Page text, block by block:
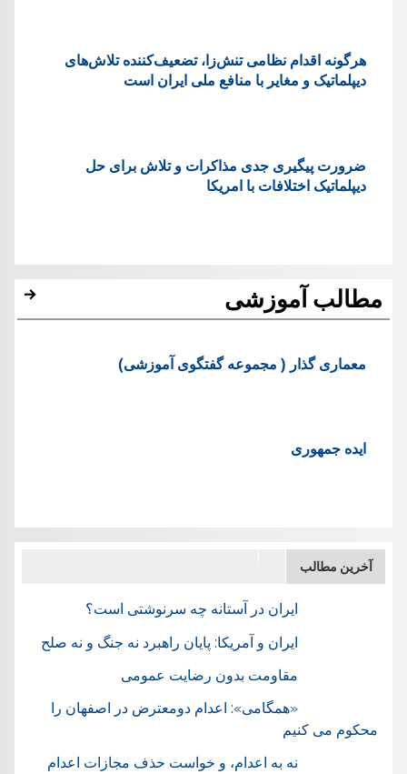
هرگونه اقدام نظامی تنش‌زا، تضعیف‌کننده تلاش‌های
دیپلماتیک و مغایر با منافع ملی ایران است
ضرورت پیگیری جدی مذاکرات و تلاش برای حل
دیپلماتیک اختلافات با امریکا
مطالب آموزشی
معماری گذار ( مجموعه گفتگوی آموزشی)
ایده جمهوری
آخرین مطالب
ایران در آستانه چه سرنوشتی است؟
ایران و آمریکا: پایان راهبرد نه جنگ و نه صلح
مقاومت بدون رضایت عمومی
«همگامی»: اعدام دومعترض در اصفهان را
محکوم می کنیم
نه به اعدام، و خواست حذف مجازات اعدام